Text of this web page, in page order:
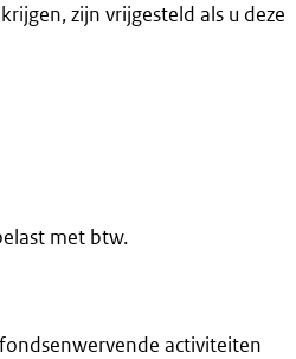
zijn vrijgesteld als u deze
met btw.
activiteiten